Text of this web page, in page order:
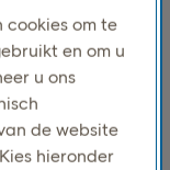
cookies om te
en om u
u ons
de website
hieronder